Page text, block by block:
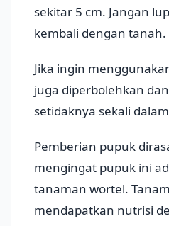
sekitar 5 cm. Jangan
kembali dengan tanah.
Jika ingin
juga diperbolehkan
setidaknya sekali
Pemberian pupuk
mengingat pupuk ini
tanaman wortel.
mendapatkan nutrisi